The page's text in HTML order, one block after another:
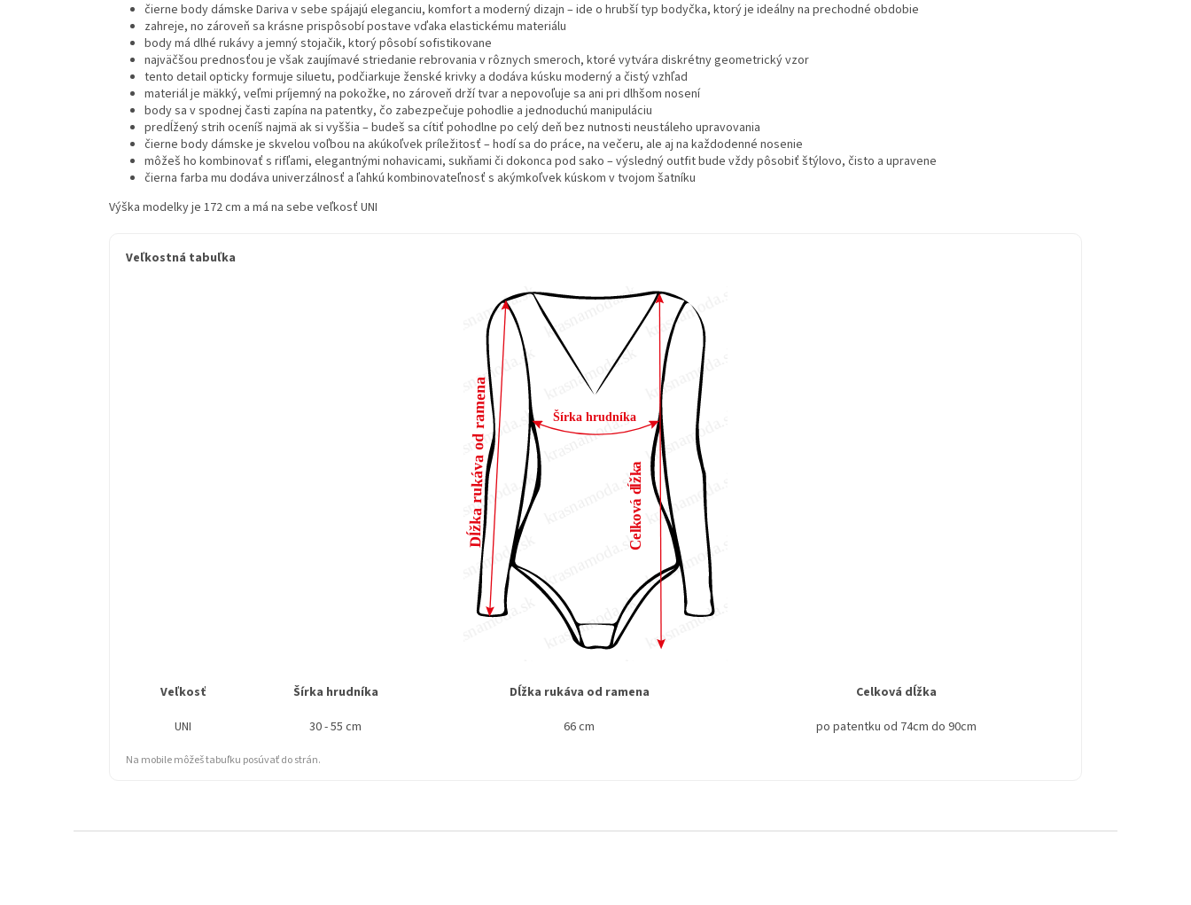
čierne body dámske Dariva v sebe spájajú eleganciu, komfort a moderný dizajn – ide o hrubší typ bodyčka, ktorý je ideálny na prechodné obdobie
zahreje, no zároveň sa krásne prispôsobí postave vďaka elastickému materiálu
body má dlhé rukávy a jemný stojačik, ktorý pôsobí sofistikovane
najväčšou prednosťou je však zaujímavé striedanie rebrovania v rôznych smeroch, ktoré vytvára diskrétny geometrický vzor
tento detail opticky formuje siluetu, podčiarkuje ženské krivky a dodáva kúsku moderný a čistý vzhľad
materiál je mäkký, veľmi príjemný na pokožke, no zároveň drží tvar a nepovoľuje sa ani pri dlhšom nosení
body sa v spodnej časti zapína na patentky, čo zabezpečuje pohodlie a jednoduchú manipuláciu
predĺžený strih oceníš najmä ak si vyššia – budeš sa cítiť pohodlne po celý deň bez nutnosti neustáleho upravovania
čierne body dámske je skvelou voľbou na akúkoľvek príležitosť – hodí sa do práce, na večeru, ale aj na každodenné nosenie
môžeš ho kombinovať s rifľami, elegantnými nohavicami, sukňami či dokonca pod sako – výsledný outfit bude vždy pôsobiť štýlovo, čisto a upravene
čierna farba mu dodáva univerzálnosť a ľahkú kombinovateľnosť s akýmkoľvek kúskom v tvojom šatníku
Výška modelky je 172 cm a má na sebe veľkosť UNI
Veľkostná tabuľka
Veľkosť Šírka hrudníka Dĺžka rukáva od ramena
Celková dĺžka
UNI
30 - 55 cm 66 cm po patentku od 74cm do 90cm
Na mobile môžeš tabuľku posúvať do strán.